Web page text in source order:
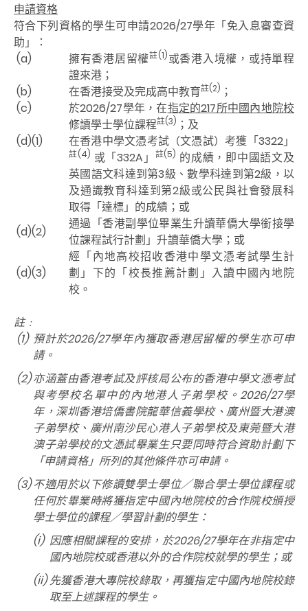
申請資格
符合下列資格的學生可申請2026/27學年「免入息審查資
助」：
(a)
擁有香港居留權註(1)或香港入境權，或持單程
證來港；
(b)
在香港接受及完成高中教育註(2) ；
(c)
於2026/27學年，在指定的217所中國內地院校
修讀學士學位課程註(3) ；及
(d)(1)
在香港中學文憑考試（文憑試）考獲「3322」
註(4) 或「332A」 註(5) 的成績，即中國語文及
英國語文科達到第3級、數學科達到第2級，以
及通識教育科達到第2級或公民與社會發展科
取得「達標」的成績；或
(d)(2)
通過「香港副學位畢業生升讀華僑大學銜接學
位課程試行計劃」升讀華僑大學；或
(d)(3)
經「內地高校招收香港中學文憑考試學生計
劃」下的「校長推薦計劃」入讀中國內地院
校。
註﹕
(1) 預計於2026/27學年內獲取香港居留權的學生亦可申
請。
(2)亦涵蓋由香港考試及評核局公布的香港中學文憑考試
與考學校名單中的內地港人子弟學校。2026/27學
年，深圳香港培僑書院龍華信義學校、廣州暨大港澳
子弟學校、廣州南沙民心港人子弟學校及東莞暨大港
澳子弟學校的文憑試畢業生只要同時符合資助計劃下
「申請資格」所列的其他條件亦可申請。
(3) 不適用於以下修讀雙學士學位／聯合學士學位課程或
任何於畢業時將獲指定中國內地院校的合作院校頒授
學士學位的課程／學習計劃的學生：
(i) 因應相關課程的安排，於2026/27學年在非指定中
國內地院校或香港以外的合作院校就學的學生；或
(ii)先獲香港大專院校錄取，再獲指定中國內地院校錄
取至上述課程的學生。